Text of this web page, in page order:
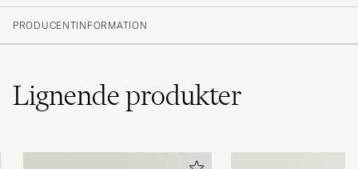
KØBTE PÅ CAREOFCARL.NO
PRODUCENTINFORMATION
Lignendeprodukter